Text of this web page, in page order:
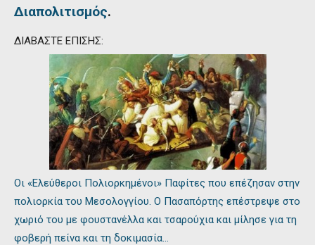
Διαπολιτισμός.
ΔΙΑΒΑΣΤΕ ΕΠΙΣΗΣ:
Οι «Ελεύθεροι Πολιορκημένοι» Παφίτες που επέζησαν στην
πολιορκία του Μεσολογγίου. Ο Πασαπόρτης επέστρεψε στο
χωριό του με φουστανέλλα και τσαρούχια και μίλησε για τη
φοβερή πείνα και τη δοκιμασία…